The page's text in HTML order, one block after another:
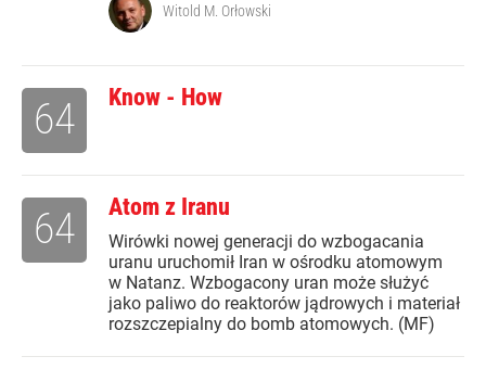
Witold M. Orłowski
Know - How
64
Atom z Iranu
Wirówki nowej generacji do wzbogacania
uranu uruchomił Iran w ośrodku atomowym
w Natanz. Wzbogacony uran może służyć
jako paliwo do reaktorów jądrowych i materiał
rozszczepialny do bomb atomowych. (MF)
64